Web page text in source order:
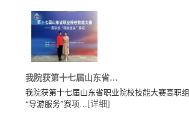
我院获第十七届山东省…
我院获第十七届山东省职业院校技能大赛高职组
“导游服务”赛项… [详细]